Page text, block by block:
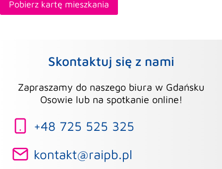
Pobierz kartę mieszkania
Skontaktuj się z nami
Zapraszamy do naszego biura w Gdańsku
Osowie lub na spotkanie online!
+48 725 525 325
kontakt@raipb.pl